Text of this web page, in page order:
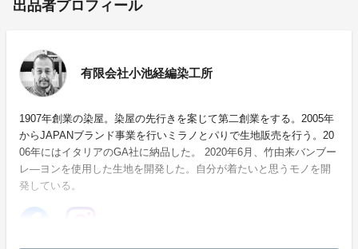
出品者プロフィール
有限会社小池経編染工所
1907年創業の染屋。染屋の先行きを案じて第二創業をする。2005年
からJAPANブランド事業を行いミラノとパりで生地販売を行う。20
06年にはイタリアのGA社に納品した。 2020年6月、竹由来バンブー
レ―ヨンを使用した生地を開発した。自分が着たいと思うモノを開
発している。